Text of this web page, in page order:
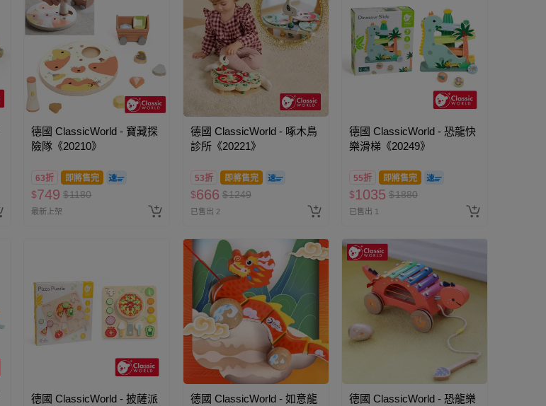
德國 ClassicWorld - 寶藏探
險隊《20210》
63折 即將售完
$749 $1180
最新上架
德國 ClassicWorld - 啄木鳥
診所《20221》
53折 即將售完
$666 $1249
已售出 2
德國 ClassicWorld - 恐龍快
樂滑梯《20249》
55折 即將售完
$1035 $1880
已售出 1
德國 ClassicWorld - 披薩派
德國 ClassicWorld - 如意龍
德國 ClassicWorld - 恐龍樂